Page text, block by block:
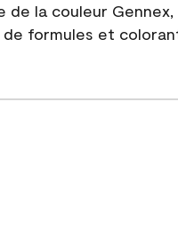
de la couleur
formules et